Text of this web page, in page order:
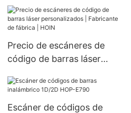
USB/BT/Wifi, para
restaurantes, con código
de barras.
Precio de escáneres de
código de barras láser
Fabricante de fábrica |
Escáner de códigos de